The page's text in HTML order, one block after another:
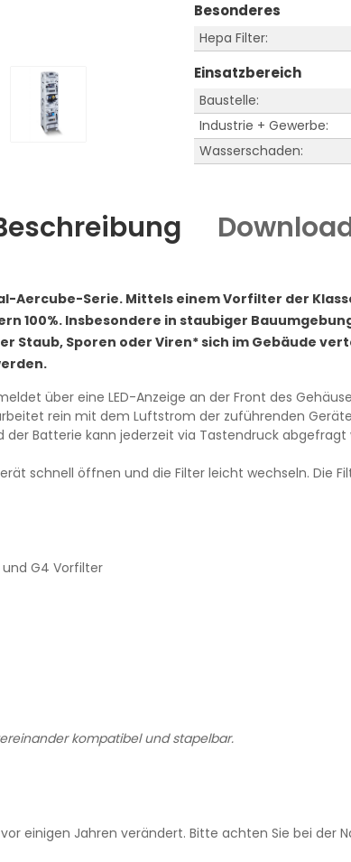
Besonderes
Hepa Filter:
Einsatzbereich
Baustelle:
Industrie + Gewerbe:
Wasserschaden:
Aercube-Serie. Mittels einem Vorfilter der
100%. Insbesondere in staubiger
Sporen oder Viren* sich im Gebäude
über eine LED-Anzeige an der Front des
rein mit dem Luftstrom der zuführenden
der Batterie kann jederzeit via Tastendruck abgefragt
schnell öffnen und die Filter leicht wechseln. Die
und G4 Vorfilter
kompatibel und stapelbar.
einigen Jahren verändert. Bitte achten Sie bei der